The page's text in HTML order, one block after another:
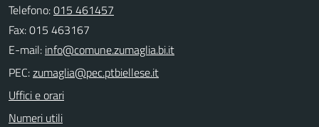
Telefono:015 461457
Fax: 015 463167
E-mail:
PEC:
Uffici e orari
Numeri utili